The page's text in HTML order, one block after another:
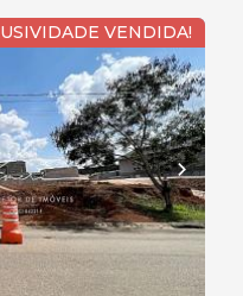
VENDIDA!